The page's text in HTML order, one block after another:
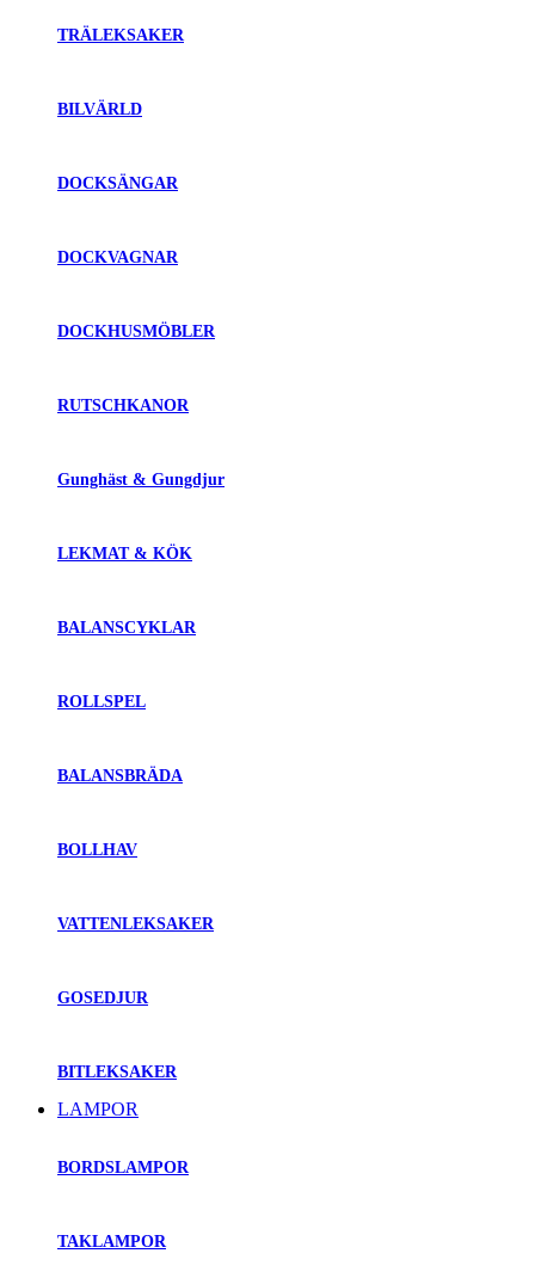
TRÄLEKSAKER
BILVÄRLD
DOCKSÄNGAR
DOCKVAGNAR
DOCKHUSMÖBLER
RUTSCHKANOR
Gunghäst & Gungdjur
LEKMAT & KÖK
BALANSCYKLAR
ROLLSPEL
BALANSBRÄDA
BOLLHAV
VATTENLEKSAKER
GOSEDJUR
BITLEKSAKER
LAMPOR
BORDSLAMPOR
TAKLAMPOR